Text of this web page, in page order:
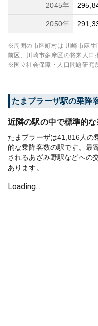
2045年
2050年
※周囲の市区町村は 川崎市麻
前区、川崎市多摩区の将来人口
※国立社会保障・人口問題研究
たまプラーザ駅の乗降
近隣の駅の中で標準的
たまプラーザは41,816人の
的な乗降客数の駅です。最
されるあざみ野駅などへの
あります。
Loading...